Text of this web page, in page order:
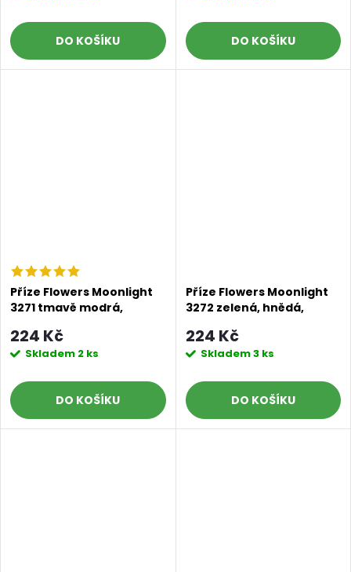
DO KOŠÍKU DO KOŠÍKU
Příze Flowers Moonlight
3271 tmavě modrá,
224 Kč
Skladem 2 ks
DO KOŠÍKU
Příze Flowers Moonlight
3272 zelená, hnědá,
224 Kč
Skladem3 ks
DO KOŠÍKU